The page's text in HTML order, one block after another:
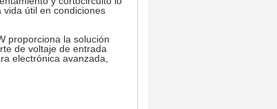
útil en condiciones
proporciona la solución
de voltaje de entrada
electrónica avanzada,